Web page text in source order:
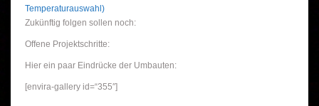
Temperaturauswahl)
Zukünftig folgen sollen noch:
Offene Projektschritte:
Hier ein paar Eindrücke der Umbauten:
[envira-gallery id=“355″]